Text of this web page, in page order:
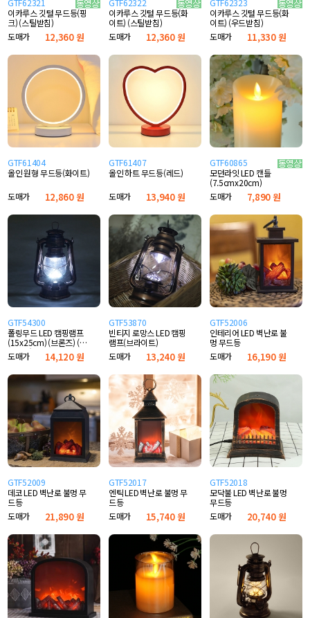
이카루스 깃털 무드등(핑
크) (스틸받침)
도매가
12,360 원
이카루스 깃털 무드등(화
이트) (스틸받침)
도매가
12,360 원
이카루스 깃털 무드등(화
이트) (우드받침)
도매가
11,330 원
GTF61404
올인 원형 무드등(화이트)
도매가
12,860 원
GTF61407
올인 하트 무드등(레드)
도매가
13,940 원
GTF60865
모던라잇 LED 캔들
(7.5cmx20cm)
도매가
7,890 원
GTF54300
폴링무드 LED 캠핑램프
(15x25cm) (브론즈) (백
색전구)
도매가 14,120 원
GTF53870
빈티지 로망스 LED 캠핑
램프(브라이트)
도매가
13,240 원
GTF52006
인테리어 LED 벽난로 불
멍 무드등
도매가
16,190 원
GTF52009
데코 LED 벽난로 불멍 무
드등
도매가
21,890 원
GTF52017
엔틱 LED 벽난로 불멍 무
드등
도매가
15,740 원
GTF52018
모닥불 LED 벽난로 불멍
무드등
도매가
20,740 원